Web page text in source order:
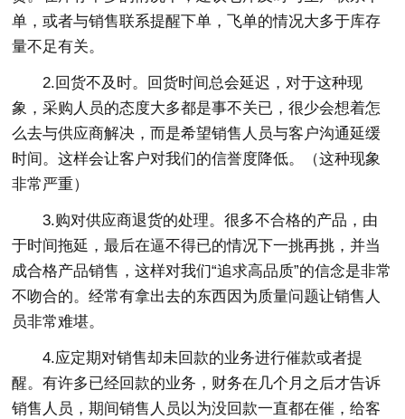
单，或者与销售联系提醒下单，飞单的情况大多于库存
量不足有关。
2.回货不及时。回货时间总会延迟，对于这种现
象，采购人员的态度大多都是事不关已，很少会想着怎
么去与供应商解决，而是希望销售人员与客户沟通延缓
时间。这样会让客户对我们的信誉度降低。（这种现象
非常严重）
3.购对供应商退货的处理。很多不合格的产品，由
于时间拖延，最后在逼不得已的情况下一挑再挑，并当
成合格产品销售，这样对我们“追求高品质”的信念是非常
不吻合的。经常有拿出去的东西因为质量问题让销售人
员非常难堪。
4.应定期对销售却未回款的业务进行催款或者提
醒。有许多已经回款的业务，财务在几个月之后才告诉
销售人员，期间销售人员以为没回款一直都在催，给客